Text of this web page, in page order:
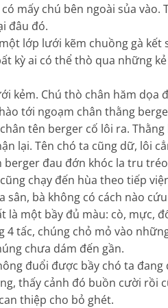
mấy chú bên ngoài sủa vào.
đâu đó.
lớp lưới kẽm chuồng gà kết
kỳ ai có thể thò qua những
kẻm. Chú thò chân hăm dọa
tới ngoạm chân thằng
tên berger cố lôi ra.
lại. Tên chó ta cũng dữ, lôi
đau đớn khóc la tru
chạy đến hùa theo tiếp
sân, bà không có cách nào
một bầy đủ màu: cò, mực,
tấc, chúng chỏ mỏ vào
chưa dám đến gần.
đuổi được bầy chó ta
thấy cảnh đó buồn cười rồi
thiệp cho bỏ ghét.